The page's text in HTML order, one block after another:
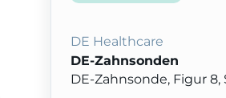
DE Healthcare
DE-Zahnsonden
DE-Zahnsonde, Figur 8,